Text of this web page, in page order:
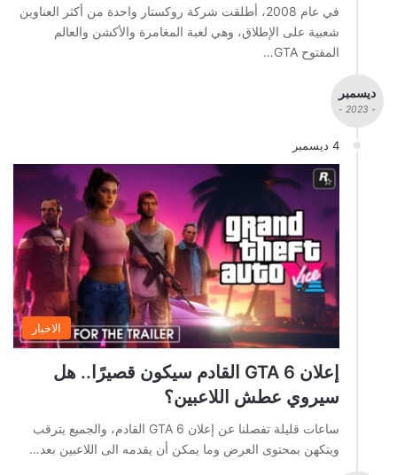
في عام 2008، أطلقت شركة روكستار واحدة من أكثر العناوين
شعبية على الإطلاق، وهي لعبة المغامرة والأكشن والعالم
المفتوح GTA…
ديسمبر
- 2023 -
4 ديسمبر
الاخبار
إعلان GTA 6 القادم سيكون قصيرًا.. هل
سيروي عطش اللاعبين؟
ساعات قليلة تفصلنا عن إعلان GTA 6 القادم، والجميع يترقب
ويتكهن بمحتوى العرض وما يمكن أن يقدمه الى اللاعبين بعد…